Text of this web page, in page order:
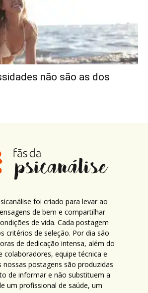
não são as dos
foi criado para levar ao
de bem e compartilhar
de vida. Cada postagem
critérios de seleção. Por dia são
de dedicação intensa, além do
colaboradores, equipe técnica e
nossas postagens são produzidas
de informar e não substituem a
um profissional de saúde, um